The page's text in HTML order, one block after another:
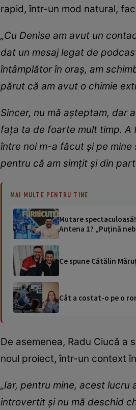
rapid, într-un mod natural,
„Cu Denise am avut un
dat un mesaj legat de
întâmplător în oraș, am
părut că am avut o chimie
Sincer, nu mă așteptam, dar
fața ta de foarte mult timp. A
între noi m-a făcut și pe
pentru că am simțit și din
MAI MULTE PENTRU TINE
Mutare
Antena 1? „Puțină
Ce spune Cătălin
Cât a costat-o pe o
De asemenea, Radu Ciucă a
noul proiect, într-un context
„Iar, pentru mine, acest
introvertit și nu mă deschid